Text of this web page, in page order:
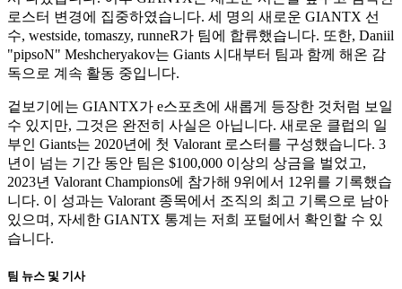
로스터 변경에 집중하였습니다. 세 명의 새로운 GIANTX 선
수, westside, tomaszy, runneR가 팀에 합류했습니다. 또한, Daniil
"pipsoN" Meshcheryakov는 Giants 시대부터 팀과 함께 해온 감
독으로 계속 활동 중입니다.
겉보기에는 GIANTX가 e스포츠에 새롭게 등장한 것처럼 보일
수 있지만, 그것은 완전히 사실은 아닙니다. 새로운 클럽의 일
부인 Giants는 2020년에 첫 Valorant 로스터를 구성했습니다. 3
년이 넘는 기간 동안 팀은 $100,000 이상의 상금을 벌었고,
2023년 Valorant Champions에 참가해 9위에서 12위를 기록했습
니다. 이 성과는 Valorant 종목에서 조직의 최고 기록으로 남아
있으며, 자세한 GIANTX 통계는 저희 포털에서 확인할 수 있
습니다.
팀 뉴스 및 기사